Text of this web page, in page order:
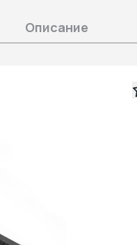
Описание